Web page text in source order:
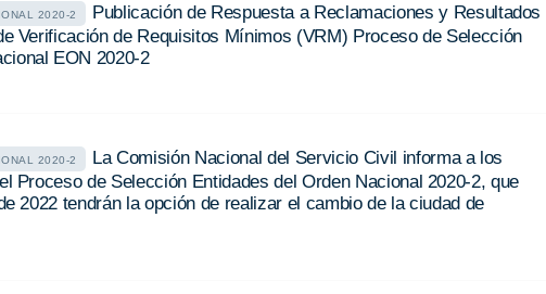
2020-2
Publicación de Respuesta a Reclamaciones y Resultados
Verificación de Requisitos Mínimos (VRM) Proceso de Selección
EON 2020-2
2020-2
La Comisión Nacional del Servicio Civil informa a los
Proceso de Selección Entidades del Orden Nacional 2020-2, que
2022 tendrán la opción de realizar el cambio de la ciudad de